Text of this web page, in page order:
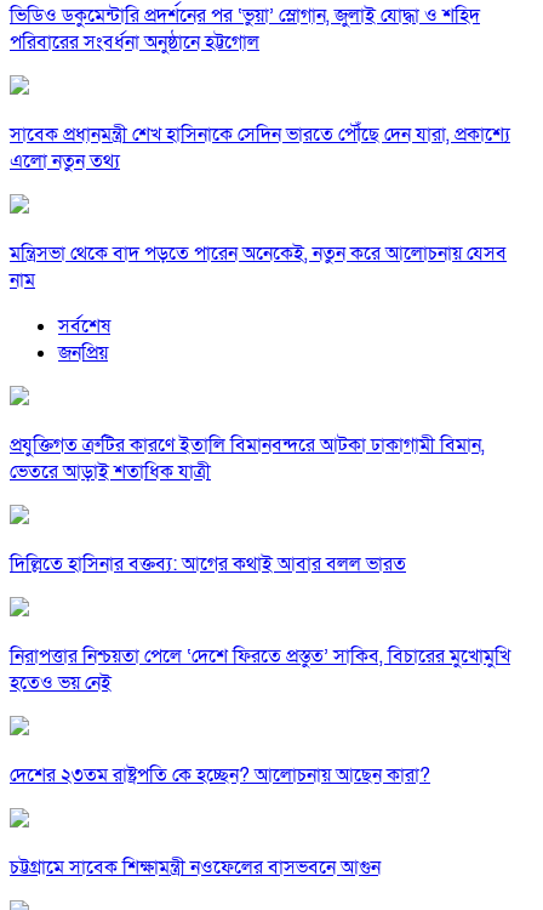
ভিডিও ডকুমেন্টারি প্রদর্শনের পর ‘ভুয়া’ স্লোগান, জুলাই যোদ্ধা ও শহিদ
পরিবারের সংবর্ধনা অনুষ্ঠানে হট্টগোল
সাবেক প্রধানমন্ত্রী শেখ হাসিনাকে সেদিন ভারতে পৌঁছে দেন যারা, প্রকাশ্যে
এলো নতুন তথ্য
মন্ত্রিসভা থেকে বাদ পড়তে পারেন অনেকেই, নতুন করে আলোচনায় যেসব
নাম
সর্বশেষ
জনপ্রিয়
প্রযুক্তিগত ত্রুটির কারণে ইতালি বিমানবন্দরে আটকা ঢাকাগামী বিমান,
ভেতরে আড়াই শতাধিক যাত্রী
দিল্লিতে হাসিনার বক্তব্য: আগের কথাই আবার বলল ভারত
নিরাপত্তার নিশ্চয়তা পেলে ‘দেশে ফিরতে প্রস্তুত’ সাকিব, বিচারের মুখোমুখি
হতেও ভয় নেই
দেশের ২৩তম রাষ্ট্রপতি কে হচ্ছেন? আলোচনায় আছেন কারা?
চট্টগ্রামে সাবেক শিক্ষামন্ত্রী নওফেলের বাসভবনে আগুন